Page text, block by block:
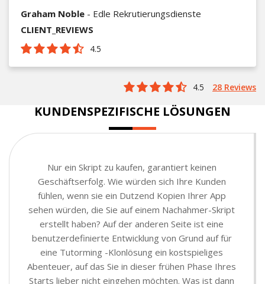
Graham Noble - Edle Rekrutierungsdienste
CLIENT_REVIEWS
4.5
4.5 28 Reviews
KUNDENSPEZIFISCHE LÖSUNGEN
Nur ein Skript zu kaufen, garantiert keinen
Geschäftserfolg. Wie würden sich Ihre Kunden
fühlen, wenn sie ein Dutzend Kopien Ihrer App
sehen würden, die Sie auf einem Nachahmer-Skript
erstellt haben? Auf der anderen Seite ist eine
benutzerdefinierte Entwicklung von Grund auf für
eine Tutorming -Klonlösung ein kostspieliges
Abenteuer, auf das Sie in dieser frühen Phase Ihres
Starts lieber nicht eingehen möchten. Was ist dann